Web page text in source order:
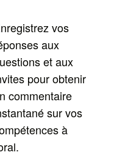
vos
aux
et aux
pour obtenir
commentaire
sur vos
à